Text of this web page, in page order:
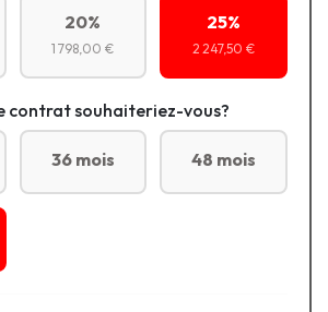
20%
1 798,00 €
25%
2 247,50 €
contrat souhaiteriez-vous?
36 mois 48 mois